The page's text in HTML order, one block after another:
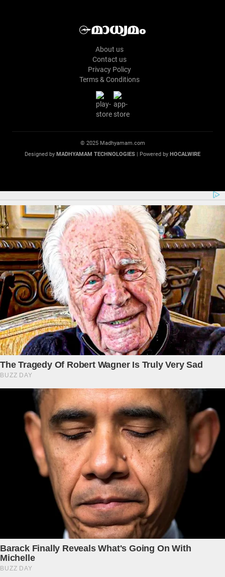
About us
Contact us
Privacy Policy
Terms & Conditions
© 2025 Madhyamam.com
Designed by MADHYAMAM TECHNOLOGIES | Powered by HOCALWIRE